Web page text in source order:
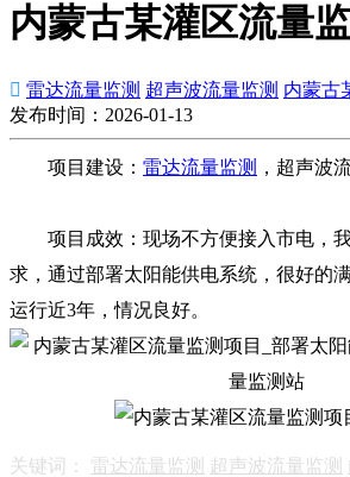
内蒙古某灌区流量
 雷达流量监测 超声波流量监测 内蒙古
发布时间：2026-01-13
项目建设： 雷达流量监测 ，超声波
项目成效：现场不方便接入市电，我
求，通过部署太阳能供电系统，很好的
运行近3年，情况良好。
关键词： 雷达流量监测 超声波流量监测